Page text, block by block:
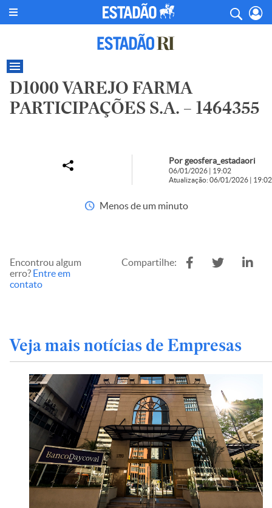
D1000 VAREJO FARMA
PARTICIPAÇÕES S.A. – 1464355
Por geosfera_estadaori
06/01/2026 | 19:02
Atualização: 06/01/2026 | 19:02
Menos de um minuto
Encontrou algum
erro? Entre em
contato
Compartilhe:
Veja mais notícias de Empresas